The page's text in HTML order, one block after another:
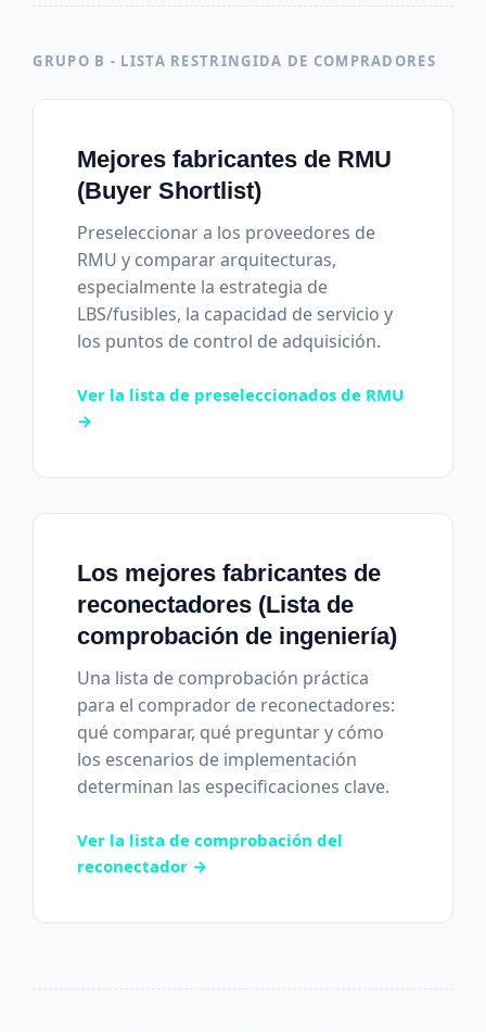
GRUPO B - LISTA RESTRINGIDA DE COMPRADORES
Mejores fabricantes de RMU
(Buyer Shortlist)
Preseleccionar a los proveedores de
RMU y comparar arquitecturas,
especialmente la estrategia de
LBS/fusibles, la capacidad de servicio y
los puntos de control de adquisición.
Ver la lista de preseleccionados de RMU
→
Los mejores fabricantes de
reconectadores (Lista de
comprobación de ingeniería)
Una lista de comprobación práctica
para el comprador de reconectadores:
qué comparar, qué preguntar y cómo
los escenarios de implementación
determinan las especificaciones clave.
Ver la lista de comprobación del
reconectador →